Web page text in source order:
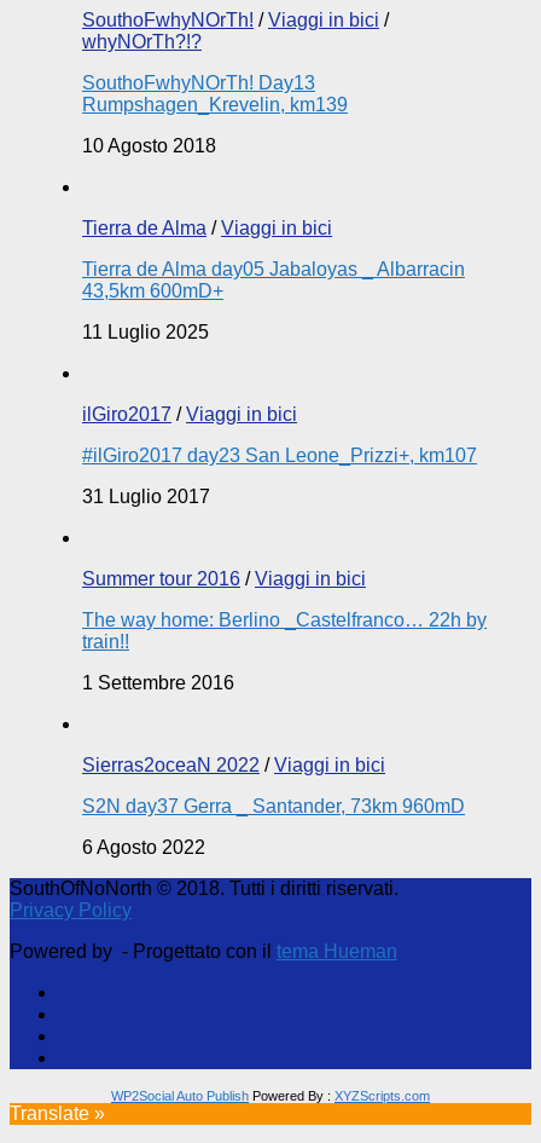
SouthoFwhyNOrTh! /Viaggi in bici /
whyNOrTh?!?
SouthoFwhyNOrTh! Day13
Rumpshagen_Krevelin, km139
10 Agosto 2018
Tierra de Alma /Viaggi in bici
Tierra de Alma day05 Jabaloyas _ Albarracin
43,5km 600mD+
11 Luglio 2025
ilGiro2017 /Viaggi in bici
​#ilGiro2017 day23 San Leone_Prizzi+, km107
31 Luglio 2017
Summer tour 2016 /Viaggi in bici
The way home: Berlino _Castelfranco… 22h by
train!!
1 Settembre 2016
Sierras2oceaN 2022 /Viaggi in bici
S2N day37 Gerra _ Santander, 73km 960mD
6 Agosto 2022
SouthOfNoNorth © 2018. Tutti i diritti riservati.
Privacy Policy
Powered by - Progettato con il tema Hueman
WP2Social Auto Publish Powered By : XYZScripts.com
Translate »